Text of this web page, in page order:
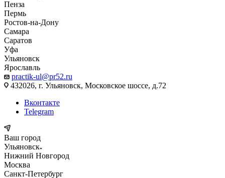
Пенза
Пермь
Ростов-на-Дону
Самара
Саратов
Уфа
Ульяновск
Ярославль
practik-ul@pr52.ru
432026, г. Ульяновск, Московское шоссе, д.72
Вконтакте
Telegram
Ваш город
Ульяновск
Нижний Новгород
Москва
Санкт-Петербург